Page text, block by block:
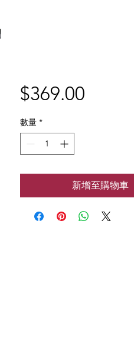
$369.00價
數量 *
新增至購物車